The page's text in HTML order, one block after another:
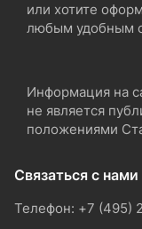
или хотите
любым удобным
Информация на
не является
положениями
Связаться с нами
Телефон: +7 (495)